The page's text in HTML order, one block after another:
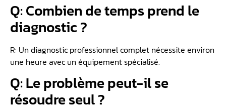
Q: Combien de temps prend le
diagnostic ?
R: Un diagnostic professionnel complet nécessite environ
une heure avec un équipement spécialisé.
Q: Le problème peut-il se
résoudre seul ?